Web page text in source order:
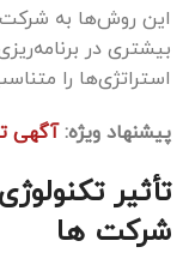
این روش‌ها به
بیشتری در
استراتژی‌ها را
پیشنهاد ویژه:آگهی
تأثیر
شرکت ها